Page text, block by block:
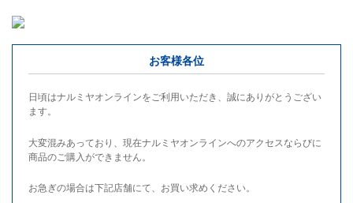
お客様各位
日頃はナルミヤオンラインをご利用いただき、誠にありがとうござい
ます。
大変混みあっており、現在ナルミヤオンラインへのアクセスならびに
商品のご購入ができません。
お急ぎの場合は下記店舗にて、お買い求めください。